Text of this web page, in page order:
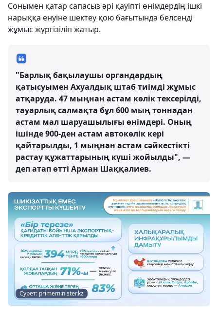
Сонымен қатар сапасыз әрі қауіпті өнімдердің ішкі
нарыққа енуіне шектеу қою бағытында белсенді
жұмыс жүргізіліп жатыр.
"Барлық бақылаушы органдардың
қатысуымен Ахуалдық штаб тиімді жұмыс
атқаруда. 47 мыңнан астам көлік тексерілді,
тауарлық салмақта бұл 600 мың тоннадан
астам мал шаруашылығы өнімдері. Оның
ішінде 900-ден астам автокөлік кері
қайтарылды, 1 мыңнан астам сәйкестікті
растау құжаттарының күші жойылды", —
деп атап өтті Арман Шаққалиев.
Сурет: primeminister.kz